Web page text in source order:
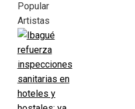
Popular
Artistas